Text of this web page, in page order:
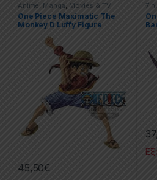
Anime Manga Movies & TV
Series, One-Piece PVC Figures
One Piece Maximatic The
Monkey D Luffy Figure
45,50€
7in